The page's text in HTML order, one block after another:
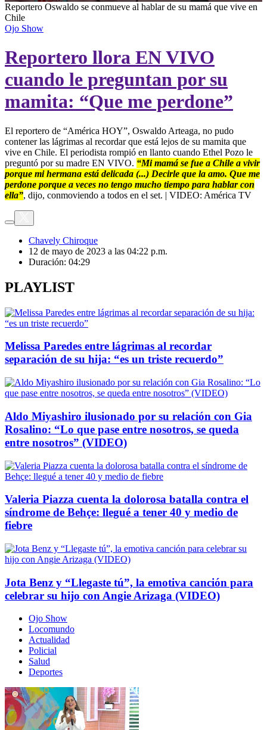
0
seconds
of
4
29
seconds
Reportero Oswaldo se conmueve al hablar de su mamá que vive en
Chile
Ojo Show
Reportero llora EN VIVO
cuando le preguntan por su
mamita: “Que me perdone”
El reportero de “América HOY”, Oswaldo Arteaga, no pudo
contener las lágrimas al recordar que está lejos de su mamita que
vive en Chile. El periodista rompió en llanto cuando Ethel Pozo le
preguntó por su madre EN VIVO. “Mi mamá se fue a Chile a vivir
porque mi hermana está delicada (...) Decirle que la amo. Que me
perdone porque a veces no tengo mucho tiempo para hablar con
ella”, dijo, conmoviendo a todos en el set. | VIDEO: América TV
Chavely Chiroque
12 de mayo de 2023 a las 04:22 p.m.
Duración: 04:29
PLAYLIST
Melissa Paredes entre lágrimas al recordar
separación de su hija: “es un triste recuerdo”
Aldo Miyashiro ilusionado por su relación con Gia
Rosalino: “Lo que pase entre nosotros, se queda
entre nosotros” (VIDEO)
Valeria Piazza cuenta la dolorosa batalla contra el
síndrome de Behçe: llegué a tener 40 y medio de
fiebre
Jota Benz y “Llegaste tú”, la emotiva canción para
celebrar su hijo con Angie Arizaga (VIDEO)
Ojo Show
Locomundo
Actualidad
Policial
Salud
Deportes